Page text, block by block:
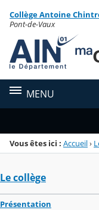
Menu de la
Contenu
Collège Antoine
Pont-de-Vaux
MENU
Vous êtes ici : Accueil›
Le collège
Présentation